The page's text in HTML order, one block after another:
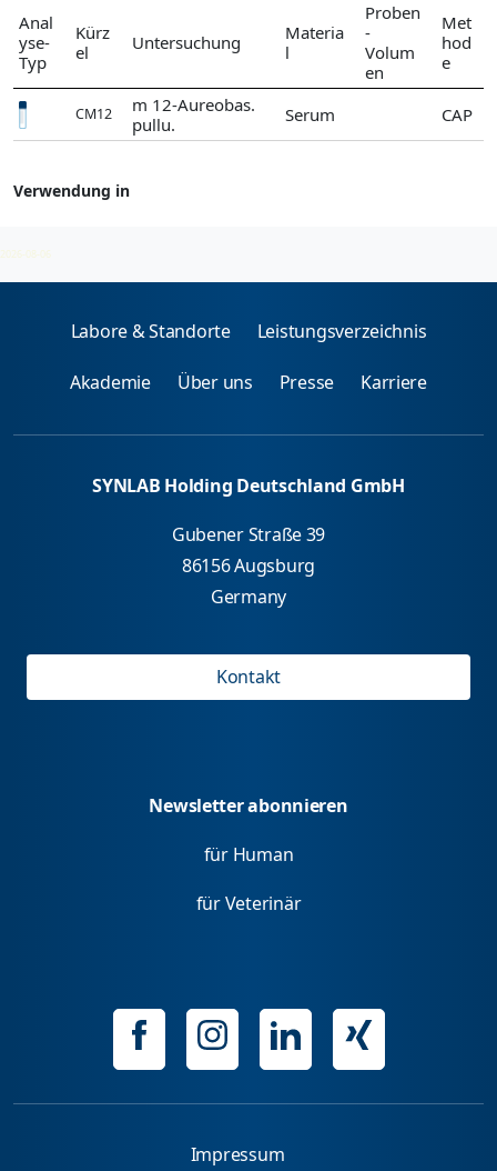
Anal
yse-
Typ
Kürz
el
Untersuchung
Materia
l
Proben
-
Volum
en
Met
hod
e
CM12
m 12-Aureobas.
pullu.
Serum CAP
Verwendung in
2026-08-06
Labore & Standorte Leistungsverzeichnis
Akademie Über uns Presse Karriere
SYNLAB Holding Deutschland GmbH
Gubener Straße 39
86156 Augsburg
Germany
Kontakt
Newsletter abonnieren
für Human
für Veterinär
Impressum